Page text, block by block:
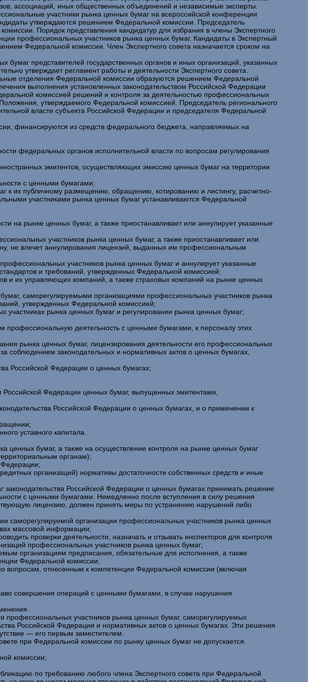
ассоциаций, иных общественных объединений и независимые эксперты.
участники рынка ценных бумаг на всероссийской конференции
утверждаются решением Федеральной комиссии. Председатель
Порядок представления кандидатур для избрания в члены Экспертного
профессиональных участников рынка ценных бумаг. Кандидаты в Экспертный
Федеральной комиссии. Член Экспертного совета назначается сроком на
представителей государственных органов и иных организаций, указанных
утверждает регламент работы и деятельности Экспертного совета.
отделения Федеральной комиссии образуются решением Федеральной
выполнения установленных законодательством Российской Федерации
комиссией решений и контроля за деятельностью профессиональных
утверждаемого Федеральной комиссией. Председатель регионального
власти субъекта Российской Федерации и председателя Федеральной
финансируются из средств федерального бюджета, направляемых на
федеральных органов исполнительной власти по вопросам регулирования
эмитентов, осуществляющих эмиссию ценных бумаг на территории
с ценными бумагами;
к их публичному размещению, обращению, котированию и листингу, расчетно-
участниками рынка ценных бумаг устанавливаются Федеральной
на рынке ценных бумаг, а также приостанавливает или аннулирует указанные
участников рынка ценных бумаг, а также приостанавливает или
не влечет аннулирования лицензий, выданных им профессиональным
участников рынка ценных бумаг и аннулирует указанные
и требований, утвержденных Федеральной комиссией;
и их управляющих компаний, а также страховых компаний на рынке ценных
саморегулируемыми организациями профессиональных участников рынка
утвержденных Федеральной комиссией;
рынка ценных бумаг и регулировании рынка ценных бумаг;
деятельность с ценными бумагами, к персоналу этих
рынка ценных бумаг, лицензирования деятельности его профессиональных
соблюдением законодательных и нормативных актов о ценных бумагах,
Российской Федерации о ценных бумагах;
Федерации ценных бумаг, выпущенных эмитентами,
Российской Федерации о ценных бумагах, и о применении к
уставного капитала.
ценных бумаг, а также на осуществление контроля на рынке ценных бумаг
органам);
Федерации;
организаций) нормативы достаточности собственных средств и иные
Российской Федерации о ценных бумагах принимать решение
с ценными бумагами. Немедленно после вступления в силу решения
лицензию, должен принять меры по устранению нарушений либо
саморегулируемой организации профессиональных участников рынка ценных
массовой информации;
проверки деятельности, назначать и отзывать инспекторов для контроля
профессиональных участников рынка ценных бумаг;
организациям предписания, обязательные для исполнения, а также
Федеральной комиссии;
вопросам, отнесенным к компетенции Федеральной комиссии (включая
совершения операций с ценными бумагами, в случае нарушения
участников рынка ценных бумаг, саморегулируемых
Российской Федерации и нормативных актов о ценных бумагах. Эти решения
— его первым заместителем.
при Федеральной комиссии по рынку ценных бумаг не допускается.
комиссии;
по требованию любого члена Экспертного совета при Федеральной